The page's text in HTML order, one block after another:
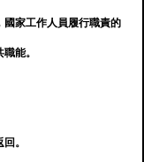
家工作人員履行職責的
能。
。